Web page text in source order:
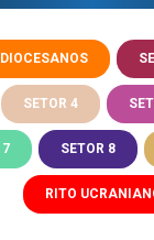
SETOR 4
7 SETOR 8
RITO